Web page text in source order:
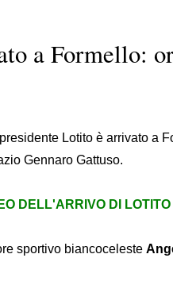
a Formello:
presidente Lotito è arrivato a
Gennaro Gattuso.
DELL'ARRIVO DI LOTITO
sportivo biancoceleste